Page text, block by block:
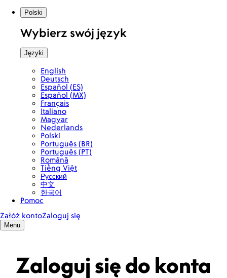
Zaloguj się do konta